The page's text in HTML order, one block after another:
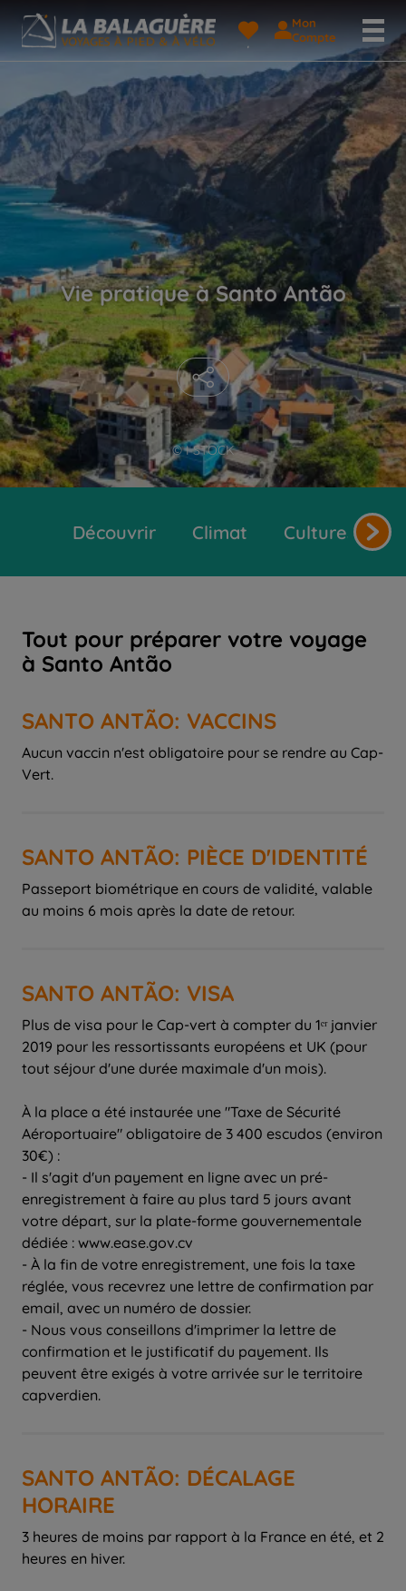
Mon
Compte
© I STOCK
Vie pratique à Santo Antão
Découvrir Climat Cultures et
Tout pour préparer votre voyage
à Santo Antão
SANTO ANTÃO: VACCINS
Aucun vaccin n'est obligatoire pour se rendre au Cap-
Vert.
SANTO ANTÃO: PIÈCE D'IDENTITÉ
Passeport biométrique en cours de validité, valable
au moins 6 mois après la date de retour.
SANTO ANTÃO: VISA
Plus de visa pour le Cap-vert à compter du 1ᵉʳ janvier
2019 pour les ressortissants européens et UK (pour
tout séjour d'une durée maximale d'un mois).
À la place a été instaurée une "Taxe de Sécurité
Aéroportuaire" obligatoire de 3 400 escudos (environ
30€) :
- Il s'agit d'un payement en ligne avec un pré-
enregistrement à faire au plus tard 5 jours avant
votre départ, sur la plate-forme gouvernementale
dédiée : www.ease.gov.cv
- À la fin de votre enregistrement, une fois la taxe
réglée, vous recevrez une lettre de confirmation par
email, avec un numéro de dossier.
- Nous vous conseillons d'imprimer la lettre de
confirmation et le justificatif du payement. Ils
peuvent être exigés à votre arrivée sur le territoire
capverdien.
SANTO ANTÃO: DÉCALAGE
HORAIRE
3 heures de moins par rapport à la France en été, et 2
heures en hiver.